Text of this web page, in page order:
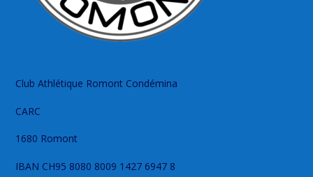
Club Athlétique Romont Condémina
CARC
1680 Romont
IBAN CH95 8080 8009 1427 6947 8